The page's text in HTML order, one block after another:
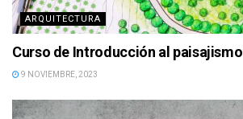
ARQUITECTURA
Curso de Introducción al paisajismo
9 NOVIEMBRE, 2023